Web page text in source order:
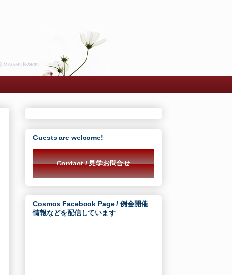
Guests are welcome!
Contact / 見学お問合せ
Cosmos Facebook Page / 例会開催
情報などを配信しています